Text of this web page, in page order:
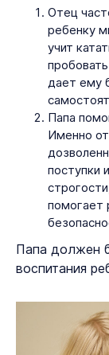
Отец
ребенку
учит
дает ему
Папа
Именно
поступки
помогает
Папа должен
воспитания